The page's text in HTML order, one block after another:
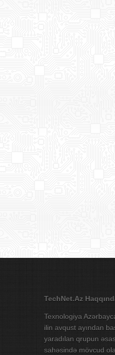
TechNet.Az
Texnologiya
ilin avqust ayından
yaradılan qrupun
sahəsində mövcud